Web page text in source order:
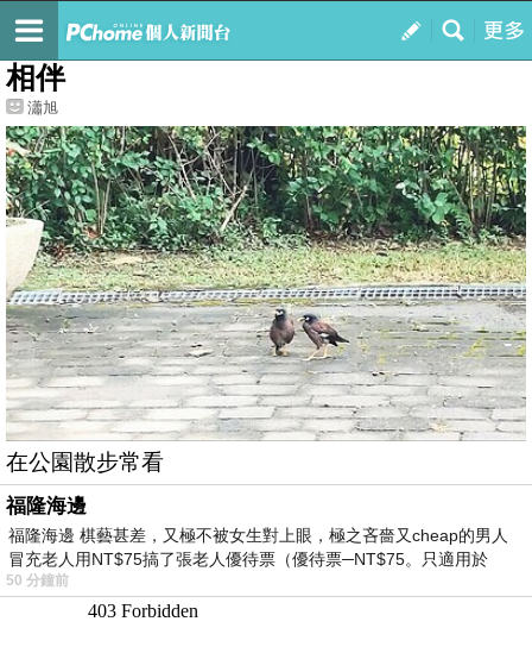
我的
最新文章
相伴
瀟旭
在公園散步常看
福隆海邊
福隆海邊 棋藝甚差，又極不被女生對上眼，極之吝嗇又cheap的男人
冒充老人用NT$75搞了張老人優待票（優待票─NT$75。只適用於
50 分鐘前